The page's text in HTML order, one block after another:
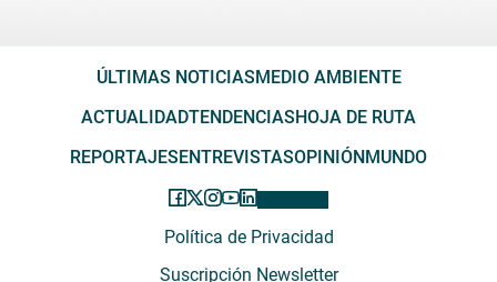
ÚLTIMAS NOTICIAS MEDIO AMBIENTE
ACTUALIDADTENDENCIAS HOJA DE RUTA
REPORTAJES ENTREVISTASOPINIÓN MUNDO
Política de Privacidad
Suscripción Newsletter